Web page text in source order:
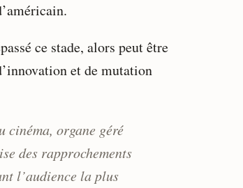
ce stade, alors peut être
et de mutation
organe géré
des rapprochements
l’audience la plus